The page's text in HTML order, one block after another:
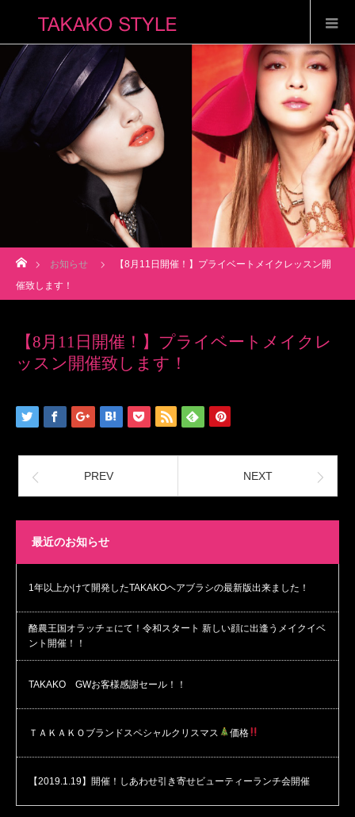
ホーム
お知らせ
【8月11日開催！】プライベートメイクレッスン開
催致します！
【8月11日開催！】プライベートメイクレ
ッスン開催致します！
PREV NEXT
最近のお知らせ
1年以上かけて開発したTAKAKOヘアブラシの最新版出来ました！
酪農王国オラッチェにて！令和スタート 新しい顔に出逢うメイクイベ
ント開催！！
TAKAKO GWお客様感謝セール！！
ＴＡＫＡＫＯブランドスペシャルクリスマス 価格
【2019.1.19】開催！しあわせ引き寄せビューティーランチ会開催